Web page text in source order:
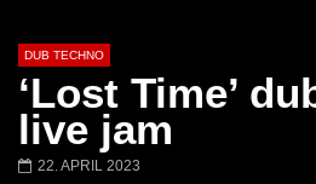
DUB Techno ||
Transparent
DUB TECHNO
‘Lost Time’
live jam
22. APRIL 2023